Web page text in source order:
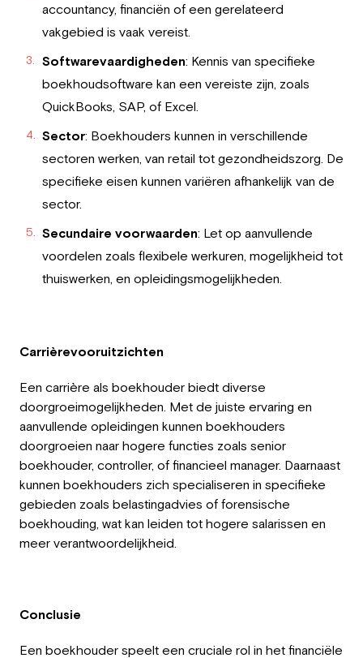
accountancy, financiën of een gerelateerd
vakgebied is vaak vereist.
Softwarevaardigheden: Kennis van specifieke
boekhoudsoftware kan een vereiste zijn, zoals
QuickBooks, SAP, of Excel.
Sector: Boekhouders kunnen in verschillende
sectoren werken, van retail tot gezondheidszorg. De
specifieke eisen kunnen variëren afhankelijk van de
sector.
Secundaire voorwaarden: Let op aanvullende
voordelen zoals flexibele werkuren, mogelijkheid tot
thuiswerken, en opleidingsmogelijkheden.
Carrièrevooruitzichten
Een carrière als boekhouder biedt diverse
doorgroeimogelijkheden. Met de juiste ervaring en
aanvullende opleidingen kunnen boekhouders
doorgroeien naar hogere functies zoals senior
boekhouder, controller, of financieel manager. Daarnaast
kunnen boekhouders zich specialiseren in specifieke
gebieden zoals belastingadvies of forensische
boekhouding, wat kan leiden tot hogere salarissen en
meer verantwoordelijkheid.
Conclusie
Een boekhouder speelt een cruciale rol in het financiële